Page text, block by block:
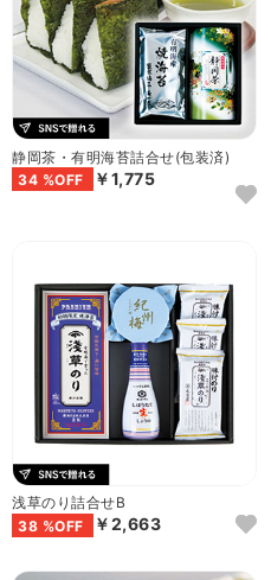
静岡茶・有明海苔詰合せ(包装済)
34 %OFF
￥1,775
浅草のり詰合せB
38 %OFF
￥2,663